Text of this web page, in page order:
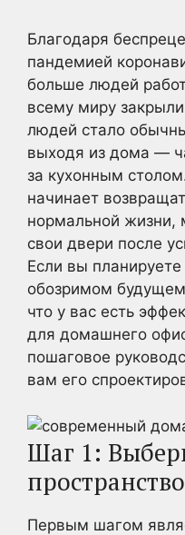
Благодаря
пандемией
больше людей
всему миру
людей стало
выходя из дома —
за кухонным
начинает
нормальной жизни,
свои двери после
Если вы
обозримом
что у вас есть
для домашнего
пошаговое
вам его
Шаг 1:
пространство
Первым шагом